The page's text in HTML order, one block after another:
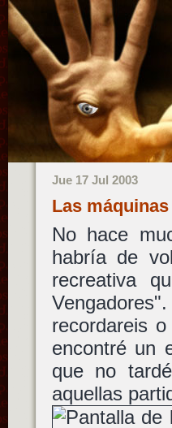
Jue 17 Jul 2003
Las
No hace
habría de
recreativa
recordareis
encontré un
que no
aquellas